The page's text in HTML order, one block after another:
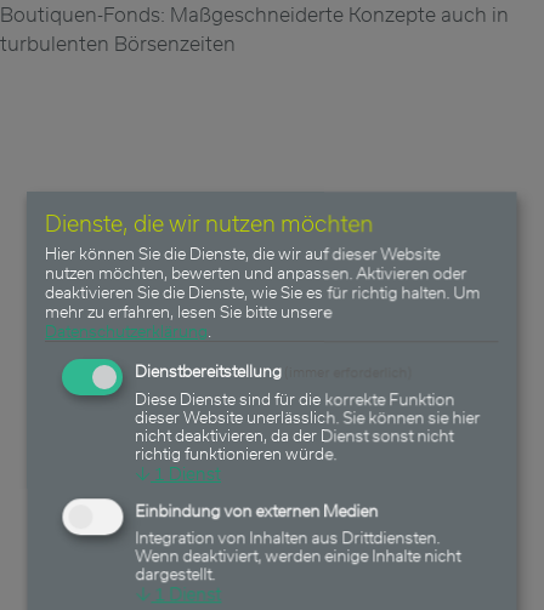
Boutiquen-Fonds: Maßgeschneiderte Konzepte auch in
turbulenten Börsenzeiten
Dienste, die wir nutzen möchten
Hier können Sie die Dienste, die wir auf dieser Website
nutzen möchten, bewerten und anpassen. Aktivieren oder
deaktivieren Sie die Dienste, wie Sie es für richtig halten. Um
mehr zu erfahren, lesen Sie bitte unsere
Datenschutzerklärung.
Dienstbereitstellung
Diese Dienste sind für die korrekte Funktion
dieser Website unerlässlich. Sie können sie hier
nicht deaktivieren, da der Dienst sonst nicht
richtig funktionieren würde.
↓ 1 Dienst
Einbindung von externen Medien
Integration von Inhalten aus Drittdiensten.
Wenn deaktiviert, werden einige Inhalte nicht
dargestellt.
↓ 1 Dienst